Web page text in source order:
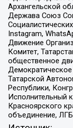
Архангельской
Держава Союз
Instagram,
Движение
Комитет,
общественное
Татарской
Республики,
Исполнительный
Красноярского
объединение,